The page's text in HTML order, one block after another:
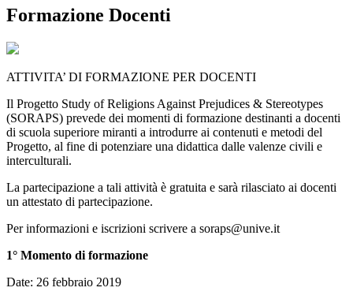
Formazione Docenti
ATTIVITA’ DI FORMAZIONE PER DOCENTI
Il Progetto Study of Religions Against Prejudices & Stereotypes
(SORAPS) prevede dei momenti di formazione destinanti a docenti
di scuola superiore miranti a introdurre ai contenuti e metodi del
Progetto, al fine di potenziare una didattica dalle valenze civili e
interculturali.
La partecipazione a tali attività è gratuita e sarà rilasciato ai docenti
un attestato di partecipazione.
Per informazioni e iscrizioni scrivere a soraps@unive.it
1° Momento di formazione
Date: 26 febbraio 2019